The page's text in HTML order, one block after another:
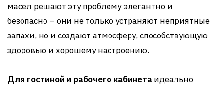
масел решают эту проблему элегантно и
безопасно – они не только устраняют неприятные
запахи, но и создают атмосферу, способствующую
здоровью и хорошему настроению.
Для гостиной и рабочего кабинета идеально